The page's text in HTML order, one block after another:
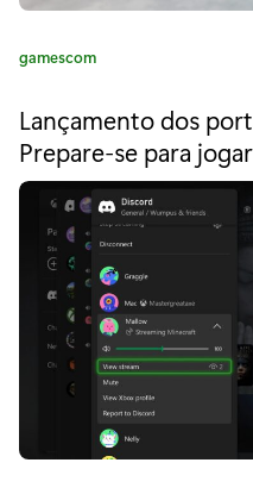
C
e
g
o
gamescom
Lançamento dos
Prepare-se para